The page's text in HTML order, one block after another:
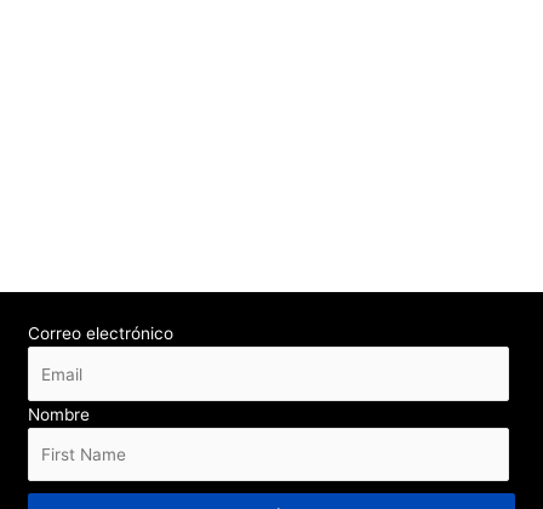
Correo electrónico
Nombre